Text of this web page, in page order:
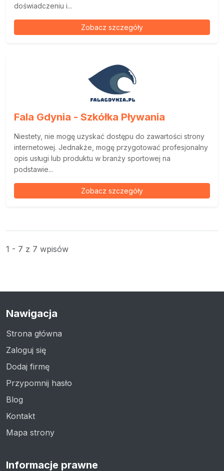
doświadczeniu i...
Zobacz szczegóły
Fala Gdynia - Szkółka Pływania
Niestety, nie mogę uzyskać dostępu do zawartości strony
internetowej. Jednakże, mogę przygotować profesjonalny
opis usługi lub produktu w branży sportowej na
podstawie...
Zobacz szczegóły
1 - 7 z 7 wpisów
Nawigacja
Strona główna
Zaloguj się
Dodaj firmę
Przypomnij hasło
Blog
Kontakt
Mapa strony
Informacje prawne